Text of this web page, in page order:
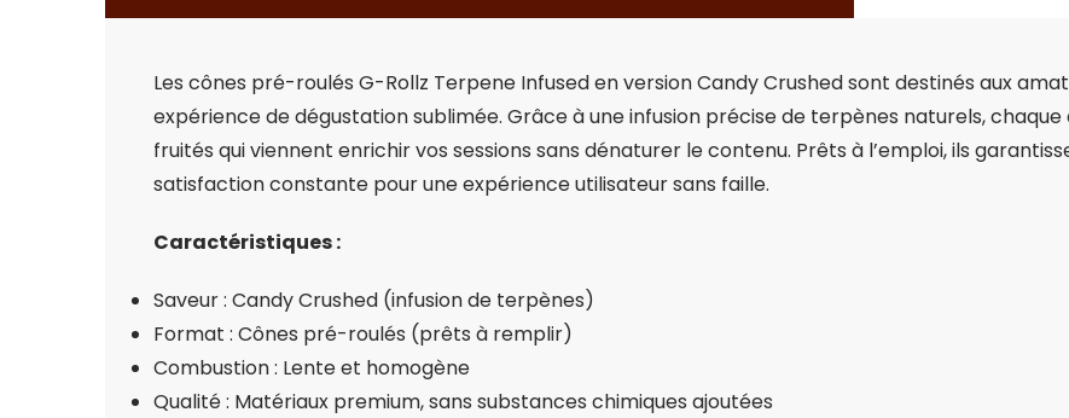
Les cônes pré-roulés G-Rollz Terpene Infused en version Candy Crushed sont destinés aux
expérience de dégustation sublimée. Grâce à une infusion précise de terpènes naturels,
fruités qui viennent enrichir vos sessions sans dénaturer le contenu. Prêts à l’emploi, ils
satisfaction constante pour une expérience utilisateur sans faille.
Caractéristiques :
Saveur : Candy Crushed (infusion de terpènes)
Format : Cônes pré-roulés (prêts à remplir)
Combustion : Lente et homogène
Qualité : Matériaux premium, sans substances chimiques ajoutées